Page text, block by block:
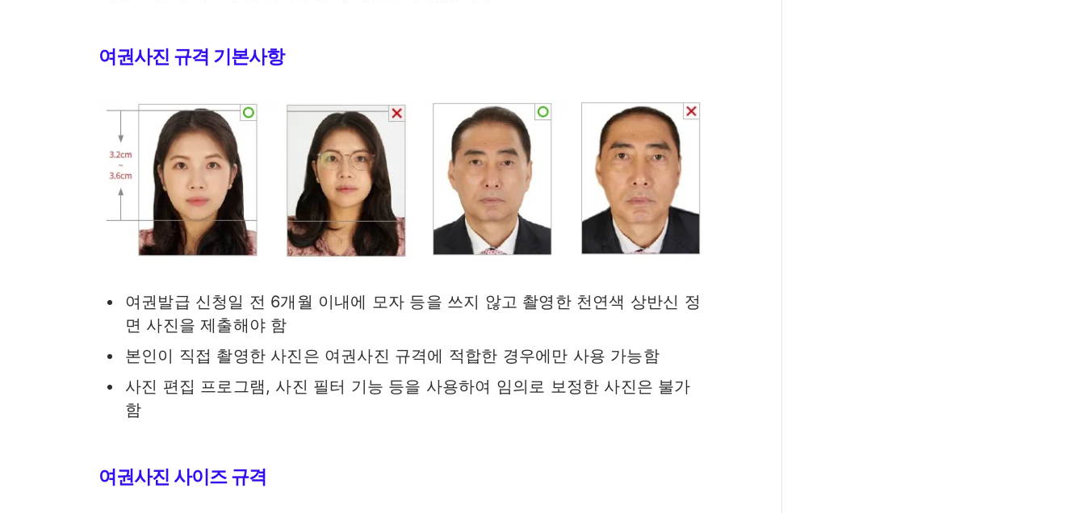
여권사진 규격 기본사항
여권발급 신청일 전 6개월 이내에 모자 등을 쓰지 않고 촬영한 천연색 상반신 정
면 사진을 제출해야 함
본인이 직접 촬영한 사진은 여권사진 규격에 적합한 경우에만 사용 가능함
사진 편집 프로그램, 사진 필터 기능 등을 사용하여 임의로 보정한 사진은 불가
함
여권사진 사이즈 규격